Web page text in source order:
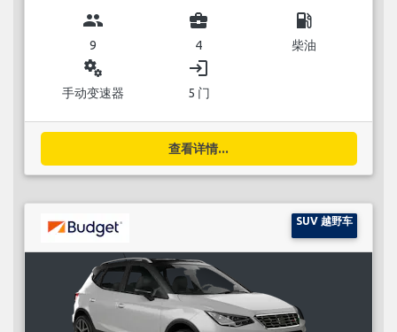
group
9
business_center
4
local_gas_station
柴油
miscellaneous_services
手动变速器
login
5 门
查看详情...
SUV 越野车